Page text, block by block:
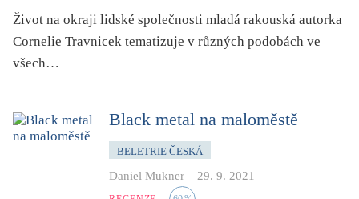
Život na okraji lidské společnosti mladá rakouská autorka
Cornelie Travnicek tematizuje v různých podobách ve
všech…
Black metal na maloměstě
BELETRIE ČESKÁ
Daniel Mukner – 29. 9. 2021